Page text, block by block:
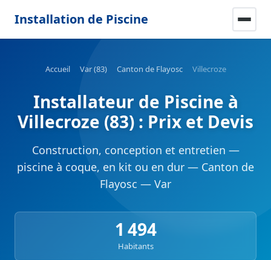
Installation de Piscine
Accueil Var (83) Canton de Flayosc Villecroze
Installateur de Piscine à
Villecroze (83) : Prix et Devis
Construction, conception et entretien —
piscine à coque, en kit ou en dur — Canton de
Flayosc — Var
1 494
Habitants